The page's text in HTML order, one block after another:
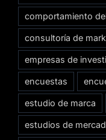
comportamiento
consultoría de
empresas de
encuestas
estudio de marca
estudios de